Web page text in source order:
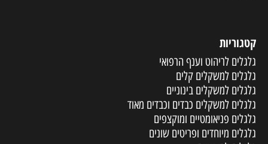
קטגוריות
גלגלים לריהוט וענף הרפואי
גלגלים למשקלים קלים
גלגלים למשקלים בינוניים
גלגלים למשקלים כבדים וכבדים מאוד
גלגלים פניאומטיים ומוקצפים
גלגלים מיוחדים ופריטים שונים